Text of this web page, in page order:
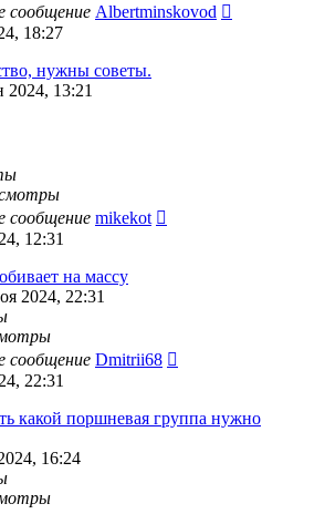
сообщение Albertminskovod
18:27
нужны советы.
2024, 13:21
сообщение mikekot
12:31
на массу
2024, 22:31
сообщение Dmitrii68
22:31
какой поршневая группа нужно
16:24